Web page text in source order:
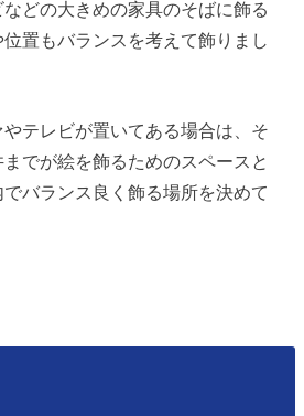
どの大きめの家具のそばに飾る
置もバランスを考えて飾りまし
テレビが置いてある場合は、そ
でが絵を飾るためのスペースと
バランス良く飾る場所を決めて